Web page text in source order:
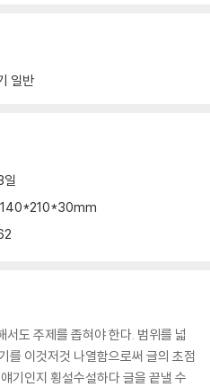
일반
도 주제를 좁혀야 한다. 범위를 넓
를 이것저것 나열함으로써 글의 초점
기인지 횡설수설하다 글을 끝낼 수